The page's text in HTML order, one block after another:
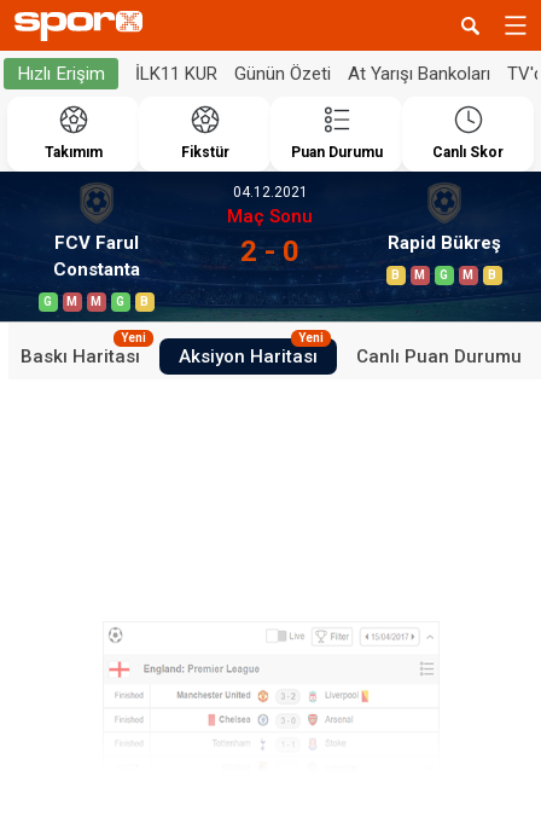
Hızlı Erişim İLK11 KUR Günün Özeti At Yarışı Bankoları
Takımım Fikstür Puan Durumu Canlı Skor
FCV Farul
Constanta
G M M G B
04.12.2021
Maç Sonu
2 - 0 Rapid Bükreş
B M G M B
Baskı Haritası
Yeni
Aksiyon Haritası
Yeni
Canlı Puan Durumu